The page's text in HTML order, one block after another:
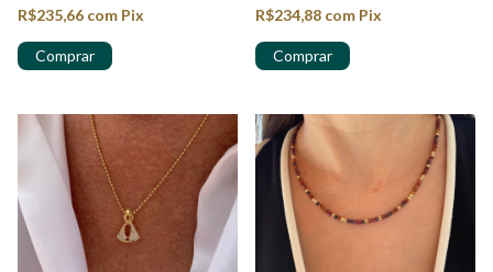
R$235,66 com Pix R$234,88 com Pix